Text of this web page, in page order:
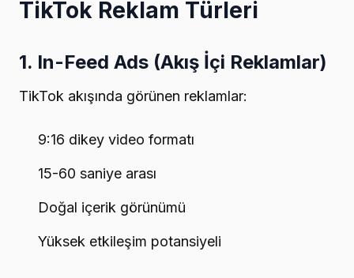
TikTok Reklam Türleri
1. In-Feed Ads (Akış İçi Reklamlar)
TikTok akışında görünen reklamlar:
9:16 dikey video formatı
15-60 saniye arası
Doğal içerik görünümü
Yüksek etkileşim potansiyeli